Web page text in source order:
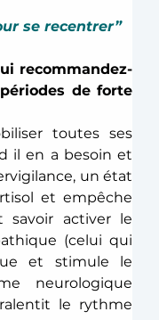
se recentrer”
recommandez-
de forte
toutes ses
il en a besoin et
un état
et empêche
savoir activer le
(celui qui
et stimule le
neurologique
le rythme